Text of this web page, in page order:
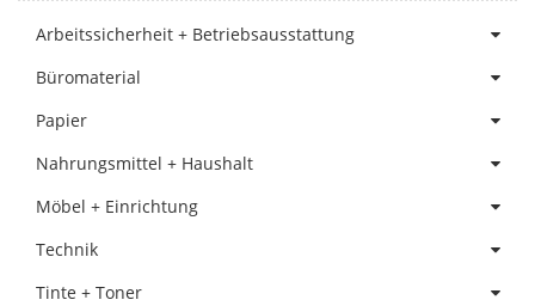
Arbeitssicherheit + Betriebsausstattung
Büromaterial
Papier
Nahrungsmittel + Haushalt
Möbel + Einrichtung
Technik
Tinte + Toner